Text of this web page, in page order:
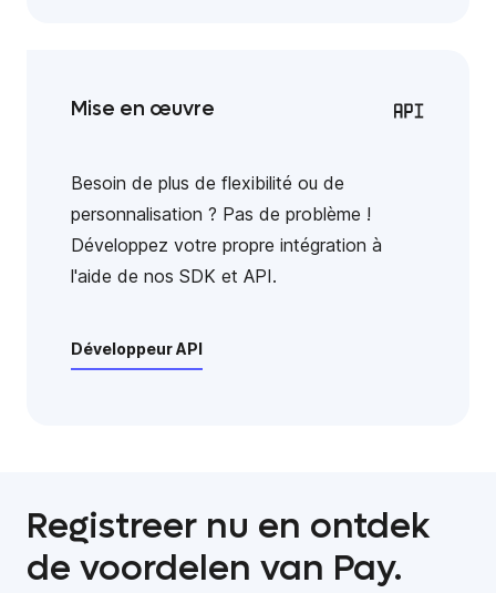
Mise en œuvre
Besoin de plus de flexibilité ou de
personnalisation ? Pas de problème !
Développez votre propre intégration à
l'aide de nos SDK et API.
Développeur API
Registreer nu en ontdek
de voordelen van Pay.